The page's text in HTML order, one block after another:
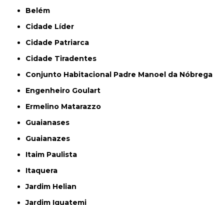
Belém
Cidade Líder
Cidade Patriarca
Cidade Tiradentes
Conjunto Habitacional Padre Manoel da Nóbrega
Engenheiro Goulart
Ermelino Matarazzo
Guaianases
Guaianazes
Itaim Paulista
Itaquera
Jardim Helian
Jardim Iguatemi